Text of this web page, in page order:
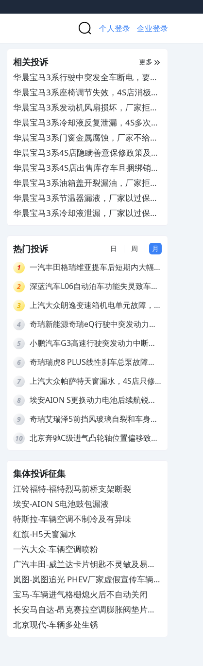
个人登录 企业登录
相关投诉 更多
华晨宝马3系行驶中突发全车断电，要求
换车
华晨宝马3系座椅调节失效，4S店消极推
诿拒不处理
华晨宝马3系发动机风扇损坏，厂家拒绝
理赔
华晨宝马3系冷却液反复泄漏，4S多次维
修未解决
华晨宝马3系门窗金属腐蚀，厂家不给换
件维修
华晨宝马3系4S店隐瞒善意保修政策及通
函，要求免费维修及退费并补偿
华晨宝马3系4S店出售库存车且捆绑销售
双宝无忧，要求退款
华晨宝马3系油箱盖开裂漏油，厂家拒绝
召回更换维修
华晨宝马3系节温器漏液，厂家以过保为
由不予维修
华晨宝马3系冷却液泄漏，厂家以过保为
热门投诉 日 周 月
1
一汽丰田格瑞维亚提车后短期内大幅降
2
深蓝汽车L06自动泊车功能失灵致车辆
3
上汽大众朗逸变速箱机电单元故障，厂
4
奇瑞新能源奇瑞eQ行驶中突发动力受
拒绝三电质保
5
小鹏汽车G3高速行驶突发动力中断，
6
奇瑞瑞虎8 PLUS线性刹车总泵故障，
7
上汽大众帕萨特天窗漏水，4S店只修
8
埃安AION S更换动力电池后续航锐
9
奇瑞艾瑞泽5前挡风玻璃自裂和车身多
10
北京奔驰C级进气凸轮轴位置偏移致发
集体投诉征集
江铃福特-福特烈马前桥支架断裂
埃安-AION S电池鼓包漏液
特斯拉-车辆空调不制冷及有异味
红旗-H5天窗漏水
一汽大众-车辆空调喷粉
广汽丰田-威兰达卡片钥匙不灵敏及易消
磁
岚图-岚图追光 PHEV厂家虚假宣传车辆配
置与功能
宝马-车辆进气格栅熄火后不自动关闭
长安马自达-昂克赛拉空调膨胀阀垫片生
锈
北京现代-车辆多处生锈